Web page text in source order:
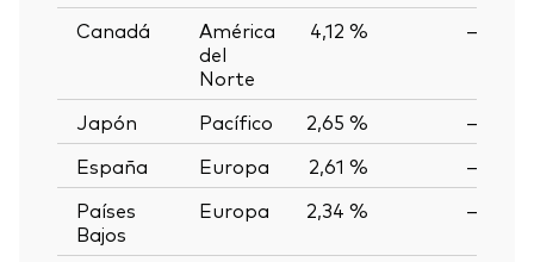
Canadá
América
del
Norte
4,12 % —
Japón Pacífico 2,65 %
—
España
Europa 2,61 %
—
Países
Bajos
Europa 2,34 % —